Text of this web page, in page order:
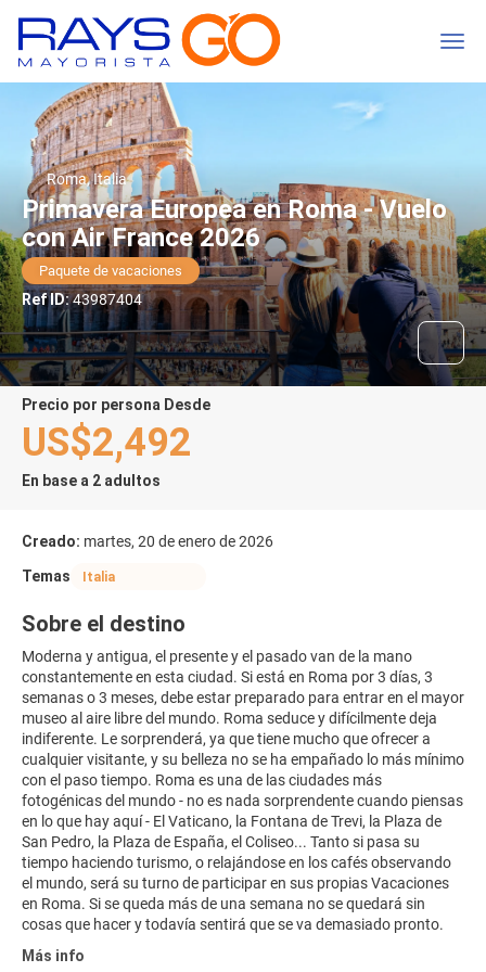
Roma, Italia
Primavera Europea en Roma - Vuelo
con Air France 2026
Paquete de vacaciones
Ref ID:43987404
precio por persona Desde
US$2,492
En base a 2 adultos
Creado: martes, 20 de enero de 2026
Temas
Italia
Sobre el destino
Moderna y antigua, el presente y el pasado van de la mano
constantemente en esta ciudad. Si está en Roma por 3 días, 3
semanas o 3 meses, debe estar preparado para entrar en el mayor
museo al aire libre del mundo. Roma seduce y difícilmente deja
indiferente. Le sorprenderá, ya que tiene mucho que ofrecer a
cualquier visitante, y su belleza no se ha empañado lo más mínimo
con el paso tiempo. Roma es una de las ciudades más
fotogénicas del mundo - no es nada sorprendente cuando piensas
en lo que hay aquí - El Vaticano, la Fontana de Trevi, la Plaza de
San Pedro, la Plaza de España, el Coliseo... Tanto si pasa su
tiempo haciendo turismo, o relajándose en los cafés observando
el mundo, será su turno de participar en sus propias Vacaciones
en Roma. Si se queda más de una semana no se quedará sin
cosas que hacer y todavía sentirá que se va demasiado pronto.
Más info